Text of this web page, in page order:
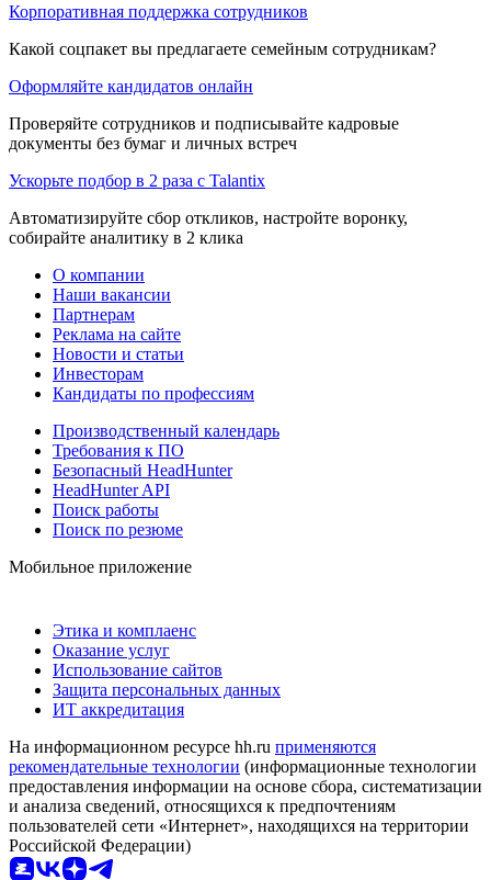
Корпоративная поддержка сотрудников
Какой соцпакет вы предлагаете семейным сотрудникам?
Оформляйте кандидатов онлайн
Проверяйте сотрудников и подписывайте кадровые
документы без бумаг и личных встреч
Ускорьте подбор в 2 раза с Talantix
Автоматизируйте сбор откликов, настройте воронку,
собирайте аналитику в 2 клика
О компании
Наши вакансии
Партнерам
Реклама на сайте
Новости и статьи
Инвесторам
Кандидаты по профессиям
Производственный календарь
Требования к ПО
Безопасный HeadHunter
HeadHunter API
Поиск работы
Поиск по резюме
Мобильное приложение
Этика и комплаенс
Оказание услуг
Использование сайтов
Защита персональных данных
ИТ аккредитация
На информационном ресурсе hh.ru применяются
рекомендательные технологии (информационные технологии
предоставления информации на основе сбора, систематизации
и анализа сведений, относящихся к предпочтениям
пользователей сети «Интернет», находящихся на территории
Российской Федерации)